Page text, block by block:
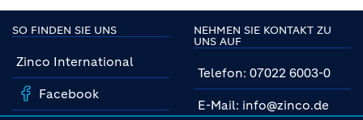
SO FINDEN SIE UNS
Zinco International
Facebook
NEHMEN SIE KONTAKT ZU
UNS AUF
Telefon: 07022 6003-0
E-Mail: info@zinco.de